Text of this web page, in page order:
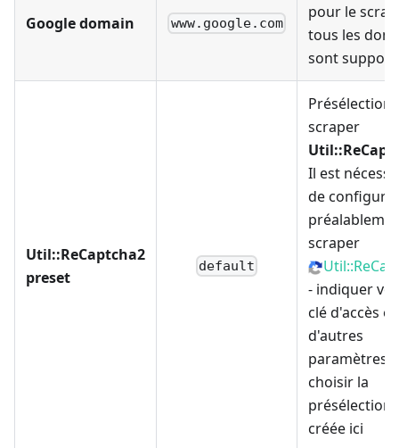
Google domain www.google.com
pour le
tous les
sont
Util::ReCaptcha2
preset
default
Présélection
scraper
Il est
de
scraper
- indiquer
clé d'accès et
d'autres
paramètres,
choisir la
présélection
créée ici